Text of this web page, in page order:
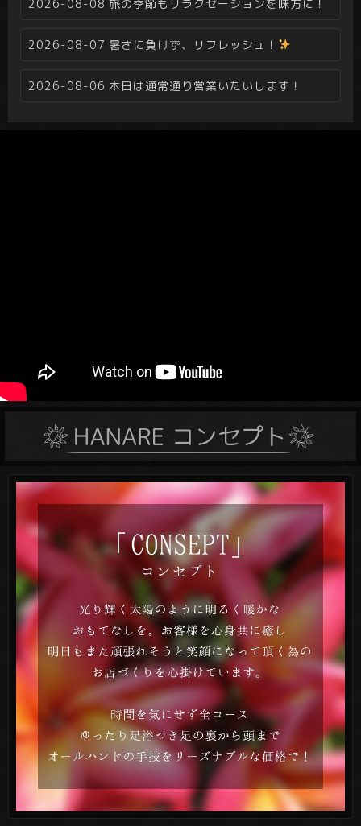
2026-08-08 旅の季節もリラクゼーションを味方に！
2026-08-07 暑さに負けず、リフレッシュ！
2026-08-06 本日は通常通り営業いたいします！